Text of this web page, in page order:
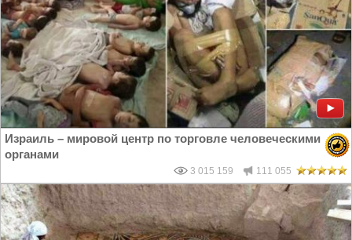
Израиль – мировой центр по торговле человеческими
органами
3 015 159 111 055